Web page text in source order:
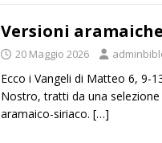
Versioni
20 Maggio 2026
Ecco i Vangeli di Matteo 6, 9-
Nostro, tratti da una
aramaico-siriaco. […]